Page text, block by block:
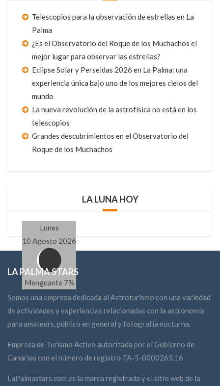
Telescopios para la observación de estrellas en La
Palma
¿Es el Observatorio del Roque de los Muchachos el
mejor lugar para observar las estrellas?
Eclipse Solar y Perseidas 2026 en La Palma: una
experiencia única bajo uno de los mejores cielos del
mundo
La nueva revolución de la astrofísica no está en los
telescopios
Grandes descubrimientos en el Observatorio del
Roque de los Muchachos
LA LUNA HOY
Lunes
10 Agosto 2026
Menguante 7%
LA PALMA STARS
Somos una empresa dedicada al Astroturismo con una variedad
de actividades y experiencias relacionadas con la astronomía
para amateurs, público en general y fotografía nocturna.
Empresa de Turismo Activo autorizada por el Gobierno de
Canarias con el número de registro TA-5-0000265.16
LaPalmastars.com es la marca registrada y el sitio web de la